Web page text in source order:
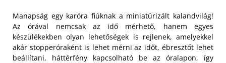
Manapság egy karóra fiúknak a miniatürizált kalandvilág!
Az órával nemcsak az idő mérhető, hanem egyes
készülékekben olyan lehetőségek is rejlenek, amelyekkel
akár stopperóraként is lehet mérni az időt, ébresztőt lehet
beállítani, háttérfény kapcsolható be az óralapon, így